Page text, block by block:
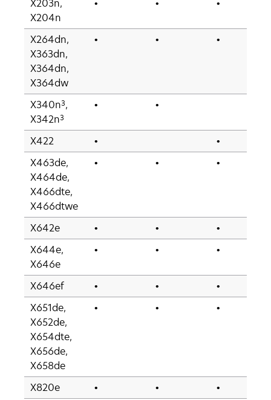
X203n,
X204n
• • •
X264dn,
X363dn,
X364dn,
X364dw
• • •
X340n3,
X342n3
• •
X422 •
•
X463de,
X464de,
X466dte,
X466dtwe
• • •
X642e • •
•
X644e,
X646e
• • •
X646ef • •
•
X651de,
X652de,
X654dte,
X656de,
X658de
• • •
X820e • • •